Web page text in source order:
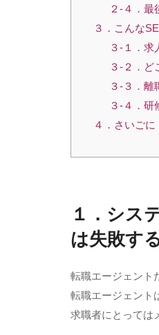
２-４．
３．こんな
３-１．求
３-２．ど
３-３．離
３-４．研
４．さいごに
１．シス
は失敗す
転職エージェント
転職エージェント
求職者にとっては